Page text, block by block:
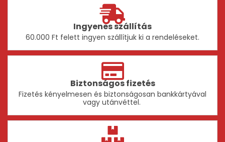
Ingyenes szállítás
60.000 Ft felett ingyen szállítjuk ki a rendeléseket.
Biztonságos fizetés
Fizetés kényelmesen és biztonságosan bankkártyával
vagy utánvéttel.